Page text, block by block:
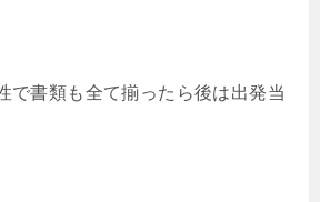
で書類も全て揃ったら後は出発当